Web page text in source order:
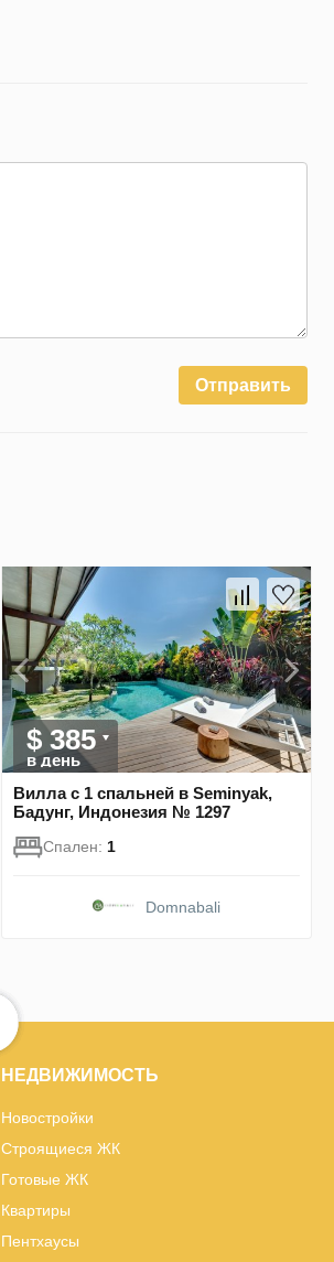
Отправить
$ 385
в день
Вилла с 1 спальней в Seminyak,
Бадунг, Индонезия № 1297
Спален: 1
Domnabali
НЕДВИЖИМОСТЬ
Новостройки
Строящиеся ЖК
Готовые ЖК
Квартиры
Пентхаусы